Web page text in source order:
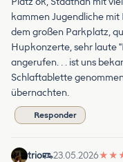
kammen Jugendliche
dem großen Parkplatz,
Hupkonzerte, sehr laute
angerufen. . . ist uns
Schlaftablette
übernachten.
Responder
trio 23.05.2026★ ★